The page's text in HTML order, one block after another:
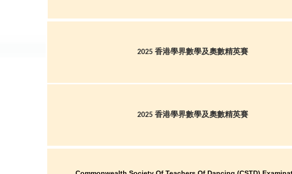
2025 香港學界數學及奧數精英賽
2025 香港學界數學及奧數精英賽